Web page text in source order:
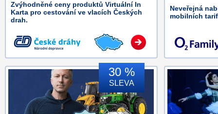
Zvýhodněné ceny produktů Virtuální In
Karta pro cestování ve vlacích Českých
drah.
Neveřejná
mobilních
30 %
SLEVA